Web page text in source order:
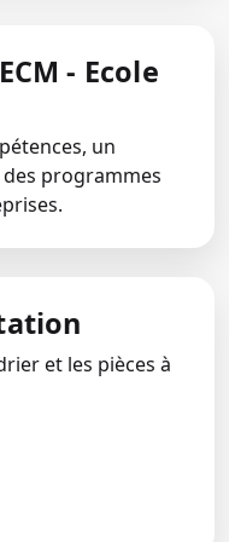
- Ecole
un
programmes
et les pièces à